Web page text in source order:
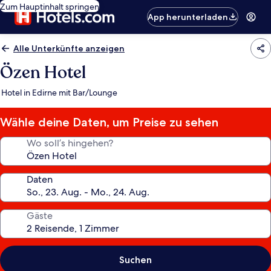
Zum Hauptinhalt springen
App herunterladen
Alle Unterkünfte anzeigen
Özen Hotel
Hotel in Edirne mit Bar/Lounge
Wähle deine Daten, um Preise zu sehen
Wo soll’s hingehen?
Daten
Gäste
Suchen